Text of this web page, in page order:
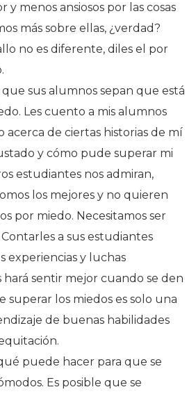
y menos ansiosos por las cosas
más sobre ellas, ¿verdad?
no es diferente, diles el por
sus alumnos sepan que está
Les cuento a mis alumnos
acerca de ciertas historias de mí
y cómo pude superar mi
estudiantes nos admiran,
los mejores y no quieren
por miedo. Necesitamos ser
a sus estudiantes
experiencias y luchas
hará sentir mejor cuando se den
superar los miedos es solo una
de buenas habilidades
puede hacer para que se
Es posible que se